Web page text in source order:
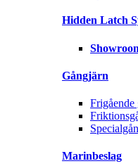
Hidden Latch
Gångjärn
Frigående
Marinbeslag